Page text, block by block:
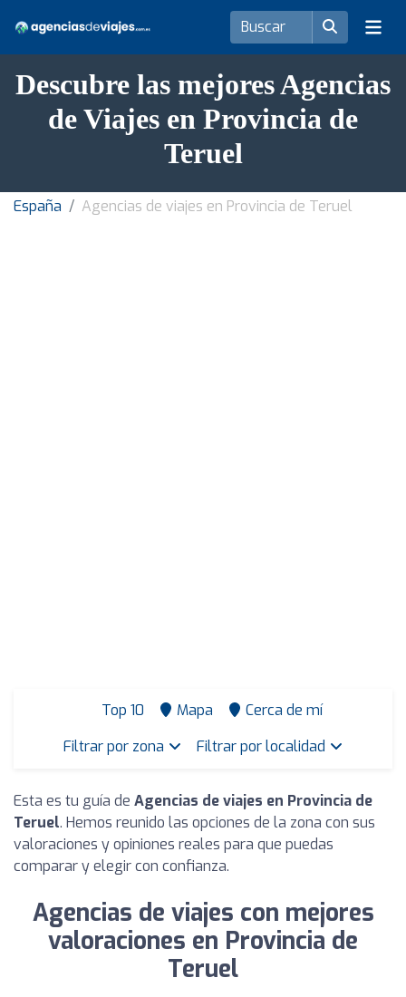
Descubre las mejores Agencias
de Viajes en Provincia de
Teruel
España Agencias de viajes en Provincia de Teruel
Top 10 Mapa
Cerca de mí
Filtrar por zona
Filtrar por localidad
Esta es tu guía de Agencias de viajes en Provincia de
Teruel. Hemos reunido las opciones de la zona con sus
valoraciones y opiniones reales para que puedas
comparar y elegir con confianza.
Agencias de viajes con mejores
valoraciones en Provincia de
Teruel